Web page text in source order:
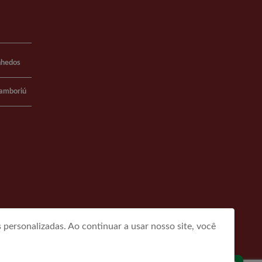
Ao continuar a usar nosso site, você